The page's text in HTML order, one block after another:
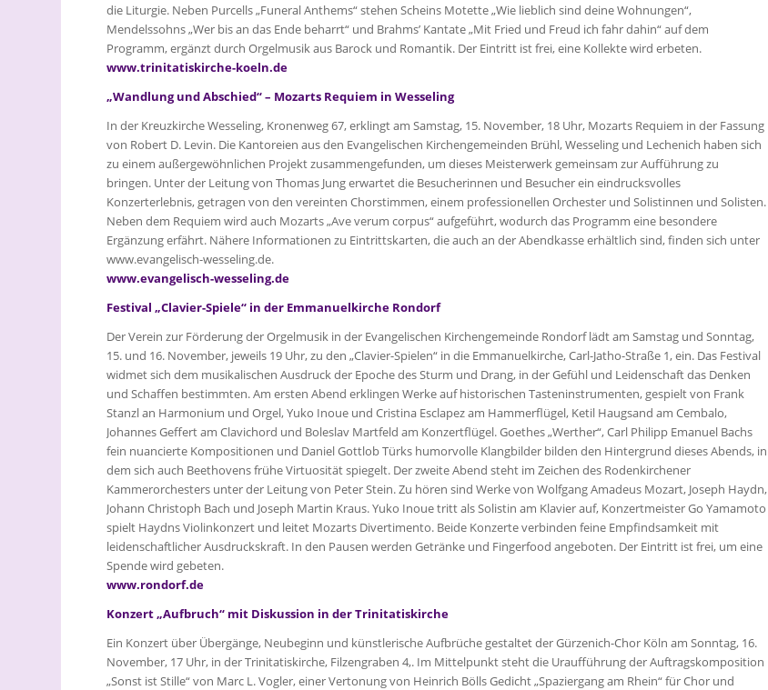
die Liturgie. Neben Purcells „Funeral Anthems“ stehen Scheins Motette „Wie lieblich sind deine Wohnungen“,
Mendelssohns „Wer bis an das Ende beharrt“ und Brahms’ Kantate „Mit Fried und Freud ich fahr dahin“ auf dem
Programm, ergänzt durch Orgelmusik aus Barock und Romantik. Der Eintritt ist frei, eine Kollekte wird erbeten.
www.trinitatiskirche-koeln.de
„Wandlung und Abschied“ – Mozarts Requiem in Wesseling
In der Kreuzkirche Wesseling, Kronenweg 67, erklingt am Samstag, 15. November, 18 Uhr, Mozarts Requiem in der Fassung
von Robert D. Levin. Die Kantoreien aus den Evangelischen Kirchengemeinden Brühl, Wesseling und Lechenich haben sich
zu einem außergewöhnlichen Projekt zusammengefunden, um dieses Meisterwerk gemeinsam zur Aufführung zu
bringen. Unter der Leitung von Thomas Jung erwartet die Besucherinnen und Besucher ein eindrucksvolles
Konzerterlebnis, getragen von den vereinten Chorstimmen, einem professionellen Orchester und Solistinnen und Solisten.
Neben dem Requiem wird auch Mozarts „Ave verum corpus“ aufgeführt, wodurch das Programm eine besondere
Ergänzung erfährt. Nähere Informationen zu Eintrittskarten, die auch an der Abendkasse erhältlich sind, finden sich unter
www.evangelisch-wesseling.de.
www.evangelisch-wesseling.de
Festival „Clavier-Spiele“ in der Emmanuelkirche Rondorf
Der Verein zur Förderung der Orgelmusik in der Evangelischen Kirchengemeinde Rondorf lädt am Samstag und Sonntag,
15. und 16. November, jeweils 19 Uhr, zu den „Clavier-Spielen“ in die Emmanuelkirche, Carl-Jatho-Straße 1, ein. Das Festival
widmet sich dem musikalischen Ausdruck der Epoche des Sturm und Drang, in der Gefühl und Leidenschaft das Denken
und Schaffen bestimmten. Am ersten Abend erklingen Werke auf historischen Tasteninstrumenten, gespielt von Frank
Stanzl an Harmonium und Orgel, Yuko Inoue und Cristina Esclapez am Hammerflügel, Ketil Haugsand am Cembalo,
Johannes Geffert am Clavichord und Boleslav Martfeld am Konzertflügel. Goethes „Werther“, Carl Philipp Emanuel Bachs
fein nuancierte Kompositionen und Daniel Gottlob Türks humorvolle Klangbilder bilden den Hintergrund dieses Abends, in
dem sich auch Beethovens frühe Virtuosität spiegelt. Der zweite Abend steht im Zeichen des Rodenkirchener
Kammerorchesters unter der Leitung von Peter Stein. Zu hören sind Werke von Wolfgang Amadeus Mozart, Joseph Haydn,
Johann Christoph Bach und Joseph Martin Kraus. Yuko Inoue tritt als Solistin am Klavier auf, Konzertmeister Go Yamamoto
spielt Haydns Violinkonzert und leitet Mozarts Divertimento. Beide Konzerte verbinden feine Empfindsamkeit mit
leidenschaftlicher Ausdruckskraft. In den Pausen werden Getränke und Fingerfood angeboten. Der Eintritt ist frei, um eine
Spende wird gebeten.
www.rondorf.de
Konzert „Aufbruch“ mit Diskussion in der Trinitatiskirche
Ein Konzert über Übergänge, Neubeginn und künstlerische Aufbrüche gestaltet der Gürzenich-Chor Köln am Sonntag, 16.
November, 17 Uhr, in der Trinitatiskirche, Filzengraben 4,. Im Mittelpunkt steht die Uraufführung der Auftragskomposition
„Sonst ist Stille“ von Marc L. Vogler, einer Vertonung von Heinrich Bölls Gedicht „Spaziergang am Rhein“ für Chor und